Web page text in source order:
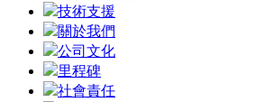
技術支援
關於我們
公司文化
里程碑
社會責任